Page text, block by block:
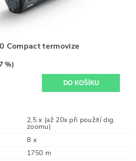
Compact termovize
%)
2,5 x (až 20x při použití dig.
zoomu)
8 x
1750 m